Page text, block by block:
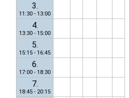
3.
11:30 - 13:00
4.
13:30 - 15:00
5.
15:15 - 16:45
6.
17:00 - 18:30
7.
18:45 - 20:15